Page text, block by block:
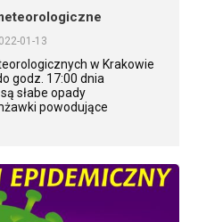
01-13
w Krakowie
godz. 17:00 dnia
słabe opady
powodujące